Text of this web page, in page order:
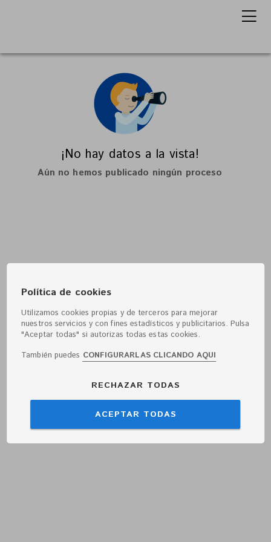
¡No hay datos a la vista!
Aún no hemos publicado ningún proceso
Política de cookies
Utilizamos cookies propias y de terceros para mejorar
nuestros servicios y con fines estadísticos y publicitarios. Pulsa
"Aceptar todas" si autorizas todas estas cookies.
También puedes CONFIGURARLAS CLICANDO AQUI
RECHAZAR TODAS
ACEPTAR TODAS